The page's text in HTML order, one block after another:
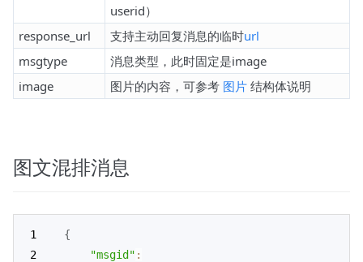
userid）
response_url
支持主动回复消息的临时url
msgtype
消息类型，此时固定是image
image
图片的内容，可参考 图片 结构体说明
图文混排消息
{
"msgid" :